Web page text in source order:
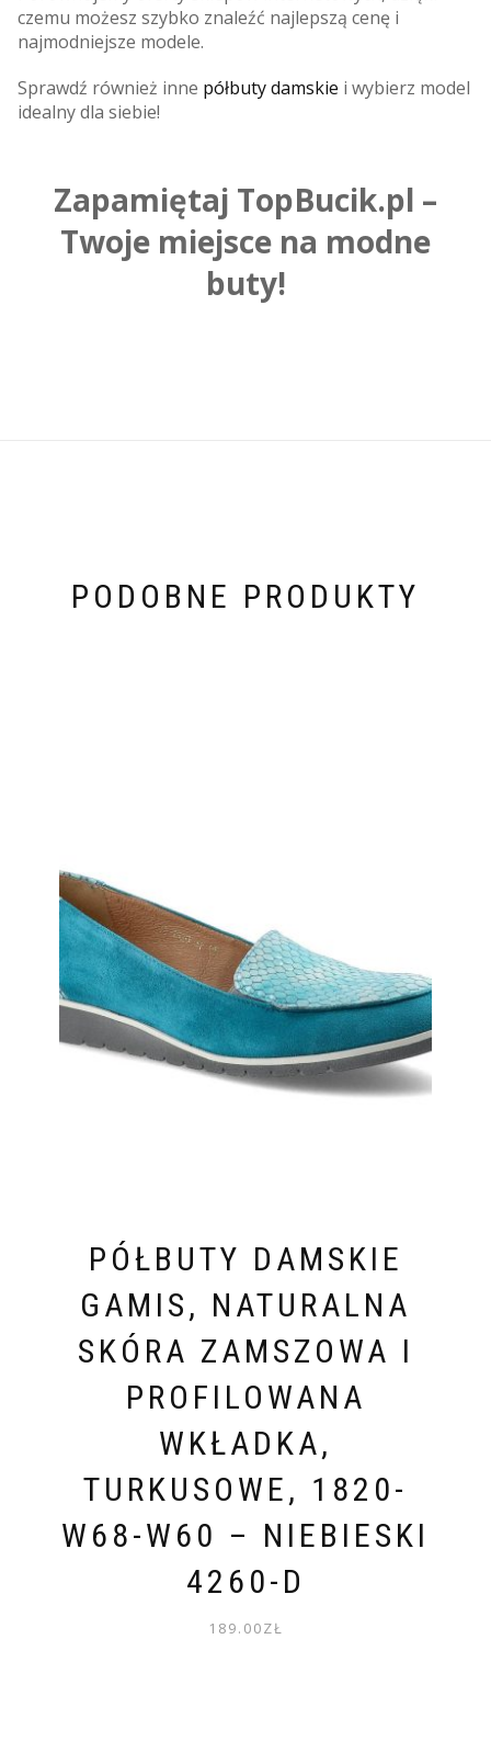
czemu możesz szybko znaleźć najlepszą cenę i
najmodniejsze modele.
Sprawdź również inne półbuty damskie i wybierz model
idealny dla siebie!
Zapamiętaj TopBucik.pl –
Twoje miejsce na modne
buty!
PODOBNE PRODUKTY
PÓŁBUTY DAMSKIE
GAMIS, NATURALNA
SKÓRA ZAMSZOWA I
PROFILOWANA
WKŁADKA,
TURKUSOWE, 1820-
W68-W60 – NIEBIESKI
4260-D
189.00ZŁ